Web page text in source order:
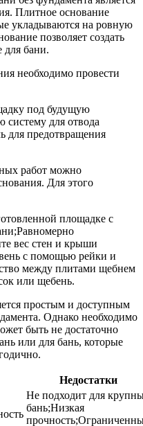
Плитное основание
укладываются на ровную
позволяет создать
для бани.
необходимо провести
под будущую
для отвода
для предотвращения
работ можно
Для этого
площадке с
вес стен и крыши
с помощью рейки и
между плитами щебнем
или щебень.
простым и доступным
Однако необходимо
быть не достаточно
или для бань, которые
Недостатки
Не подходит для
бань;Низкая